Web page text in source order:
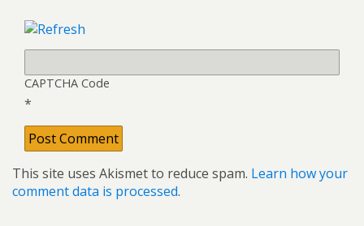
CAPTCHA Code
*
This site uses Akismet to reduce spam. Learn how your
comment data is processed.